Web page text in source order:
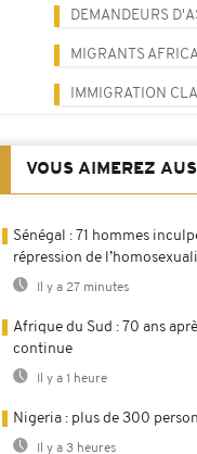
DEMANDEURS
MIGRANTS
IMMIGRATION
VOUS AIMEREZ
Sénégal : 71 hommes
répression de
Il y a 27 minutes
Afrique du Sud : 70 ans
continue
Il y a 1 heure
Nigeria : plus de 300
Il y a 3 heures